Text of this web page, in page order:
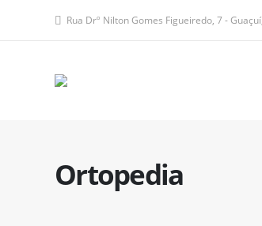
Rua Drº Nilton Gomes Figueiredo, 7 -
Ortopedia